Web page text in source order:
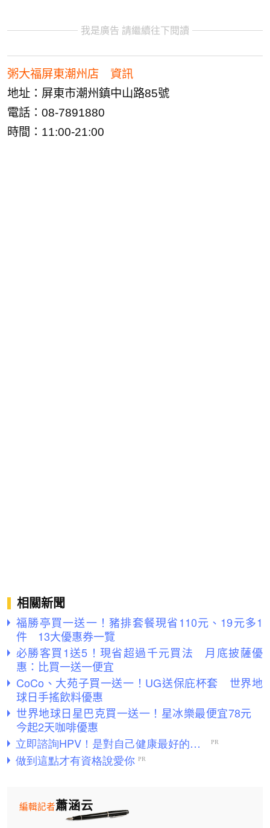
我是廣告 請繼續往下閱讀
粥大福屏東潮州店 資訊
地址：屏東市潮州鎮中山路85號
電話：08-7891880
時間：11:00-21:00
相關新聞
福勝亭買一送一！豬排套餐現省110元、19元多1
件 13大優惠券一覽
必勝客買1送5！現省超過千元買法 月底披薩優
惠：比買一送一便宜
CoCo、大苑子買一送一！UG送保庇杯套 世界地
球日手搖飲料優惠
世界地球日星巴克買一送一！星冰樂最便宜78元
今起2天咖啡優惠
蕭涵云
編輯記者